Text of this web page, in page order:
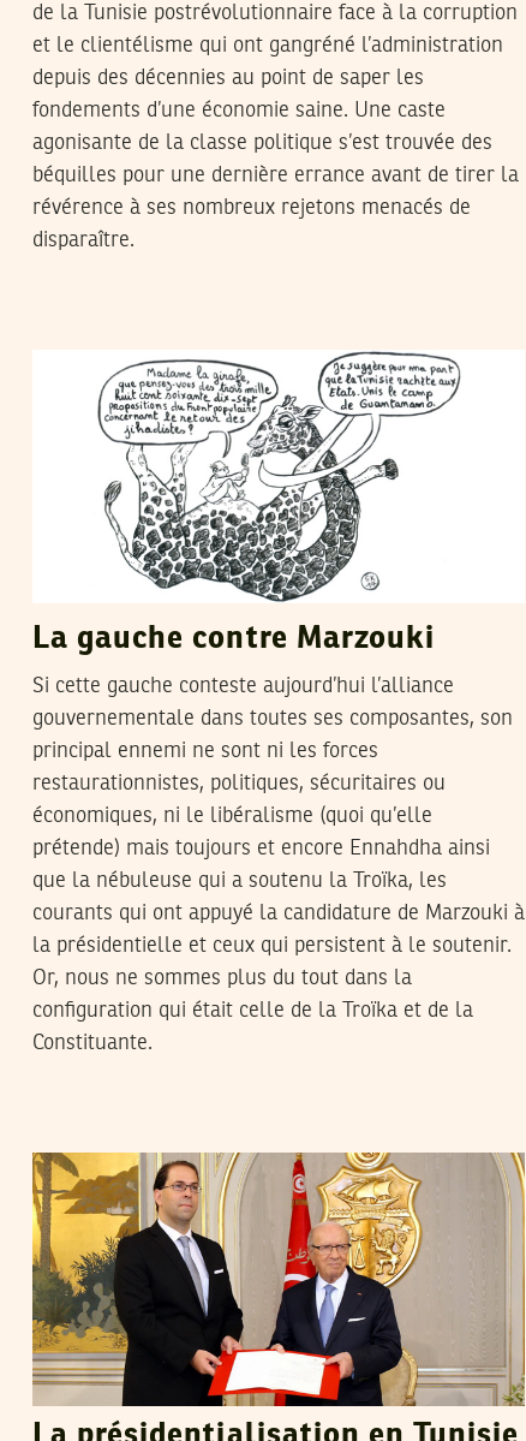
de la Tunisie postrévolutionnaire face à la corruption
et le clientélisme qui ont gangréné l’administration
depuis des décennies au point de saper les
fondements d’une économie saine. Une caste
agonisante de la classe politique s’est trouvée des
béquilles pour une dernière errance avant de tirer la
révérence à ses nombreux rejetons menacés de
disparaître.
La gauche contre Marzouki
Si cette gauche conteste aujourd’hui l’alliance
gouvernementale dans toutes ses composantes, son
principal ennemi ne sont ni les forces
restaurationnistes, politiques, sécuritaires ou
économiques, ni le libéralisme (quoi qu’elle
prétende) mais toujours et encore Ennahdha ainsi
que la nébuleuse qui a soutenu la Troïka, les
courants qui ont appuyé la candidature de Marzouki à
la présidentielle et ceux qui persistent à le soutenir.
Or, nous ne sommes plus du tout dans la
configuration qui était celle de la Troïka et de la
Constituante.